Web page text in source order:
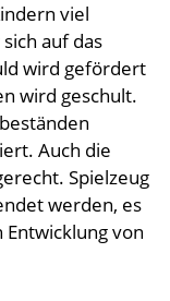
viel
auf das
wird gefördert
wird geschult.
Auch die
Spielzeug
werden, es
von